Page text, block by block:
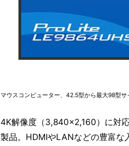
マウスコンピューター、42.5型から最大98型
4K解像度（3,840×2,160）に対
製品。HDMIやLANなどの豊富な